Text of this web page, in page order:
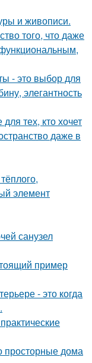
и живописи.
того, что даже
- это выбор для
элегантность
тех, кто хочет
даже в
элемент
санузел
пример
- это когда
просторные дома